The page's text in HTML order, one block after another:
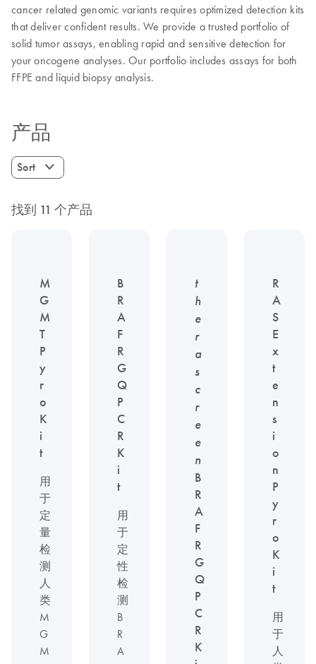
cancer related genomic variants requires optimized detection kits
that deliver confident results. We provide a trusted portfolio of
solid tumor assays, enabling rapid and sensitive detection for
your oncogene analyses. Our portfolio includes assays for both
FFPE and liquid biopsy analysis.
产品
Sort
找到 11 个产品
M
G
M
T
P
y
r
o
K
i
t
用
于
定
量
检
测
人
类
M
G
M
B
R
A
F
R
G
Q
P
C
R
K
i
t
用
于
定
性
检
测
B
R
A
t
h
e
r
a
s
c
r
e
e
n
B
R
A
F
R
G
Q
P
C
R
K
R
A
S
E
x
t
e
n
s
i
o
n
P
y
r
o
K
i
t
用
于
人